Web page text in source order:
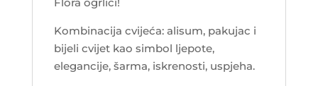
Kombinacija cvijeća: alisum, pakujac i
bijeli cvijet kao simbol ljepote,
elegancije, šarma, iskrenosti, uspjeha.